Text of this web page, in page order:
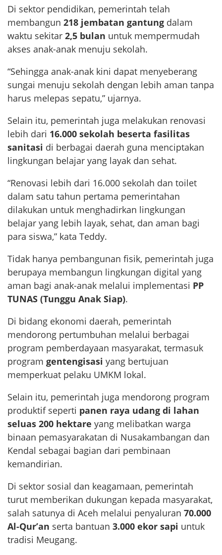
Di sektor pendidikan, pemerintah telah
membangun 218 jembatan gantung dalam
waktu sekitar 2,5 bulan untuk mempermudah
akses anak-anak menuju sekolah.
“Sehingga anak-anak kini dapat menyeberang
sungai menuju sekolah dengan lebih aman tanpa
harus melepas sepatu,” ujarnya.
Selain itu, pemerintah juga melakukan renovasi
lebih dari 16.000 sekolah beserta fasilitas
sanitasi di berbagai daerah guna menciptakan
lingkungan belajar yang layak dan sehat.
“Renovasi lebih dari 16.000 sekolah dan toilet
dalam satu tahun pertama pemerintahan
dilakukan untuk menghadirkan lingkungan
belajar yang lebih layak, sehat, dan aman bagi
para siswa,” kata Teddy.
Tidak hanya pembangunan fisik, pemerintah juga
berupaya membangun lingkungan digital yang
aman bagi anak-anak melalui implementasi PP
TUNAS (Tunggu Anak Siap).
Di bidang ekonomi daerah, pemerintah
mendorong pertumbuhan melalui berbagai
program pemberdayaan masyarakat, termasuk
program gentengisasi yang bertujuan
memperkuat pelaku UMKM lokal.
Selain itu, pemerintah juga mendorong program
produktif seperti panen raya udang di lahan
seluas 200 hektare yang melibatkan warga
binaan pemasyarakatan di Nusakambangan dan
Kendal sebagai bagian dari pembinaan
kemandirian.
Di sektor sosial dan keagamaan, pemerintah
turut memberikan dukungan kepada masyarakat,
salah satunya di Aceh melalui penyaluran 70.000
Al-Qur’an serta bantuan 3.000 ekor sapi untuk
tradisi Meugang.